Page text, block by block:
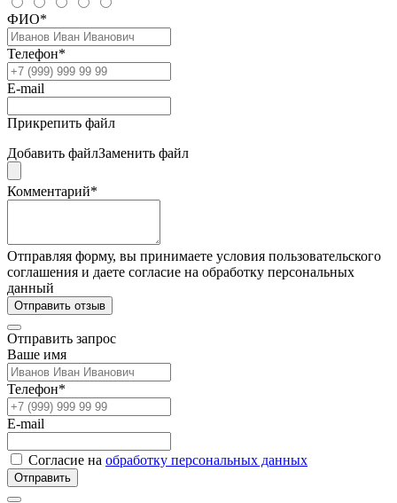
ФИО*
Телефон*
E-mail
Прикрепить файл
Добавить файлЗаменить файл
Комментарий*
Отправляя форму, вы принимаете условия пользовательского
соглашения и даете согласие на обработку персональных
данный
Отправить отзыв
Отправить запрос
Ваше имя
Телефон*
E-mail
Согласие на обработку персональных данных
Отправить